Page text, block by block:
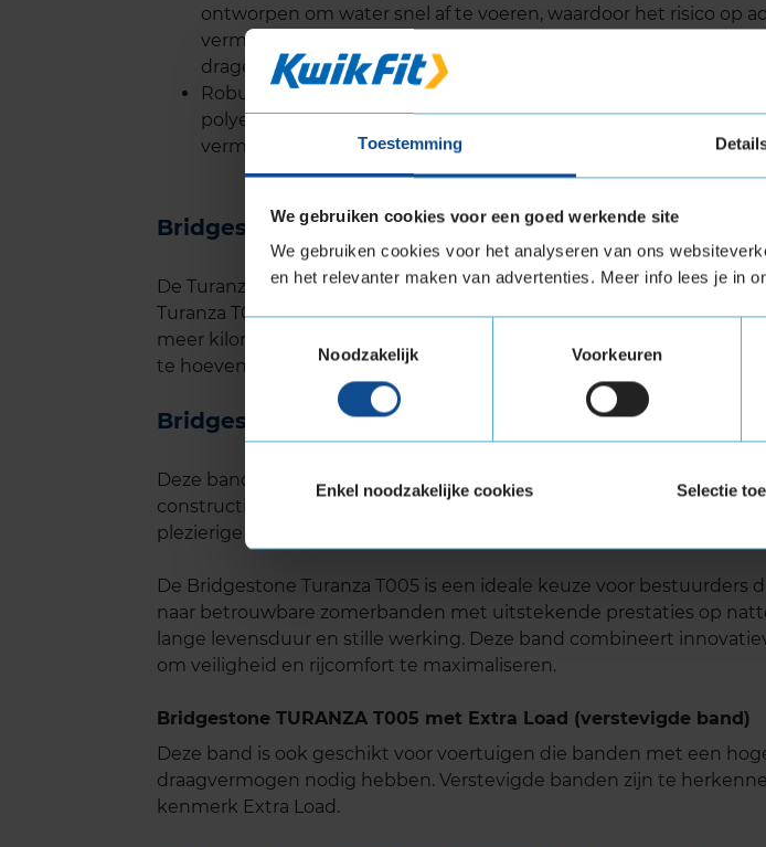
Toestemming
We gebruiken cookies voor een goed werkende site
We gebruiken cookies voor het analyseren van ons
en het relevanter maken van advertenties. Meer info lees je in
Noodzakelijk
Voorkeuren
Enkel noodzakelijke cookies Selectie
ontworpen om water snel af te voeren, waardoor het risico op
vermindert. Hoge blokken in het schoudergebied en een
dragen bij aan de veiligheid bij regen.
Robuuste constructie: De band is opgebouwd uit duurzame
polyester en staal, wat niet alleen de grip verbetert maar ook
vermindert, waardoor je brandstof bespaart.
Bridgestone Turanza T005 levensduur
De Turanza T005 heeft een langere levensduur vergeleken met zijn
Turanza T001 EVO. Interne tests van Bridgestone laten zien dat deze
meer kilometrage behaalt, wat betekent dat je langer kunt rijden
te hoeven vervangen.
Bridgestone Turanza T005 geluid
Deze band is ook ontworpen met comfort in gedachten. Het loopvlak
constructie zorgen voor een stille rijervaring, wat bijdraagt aan een
plezierige rit, zelfs bij hogere snelheden.
De Bridgestone Turanza T005 is een ideale keuze voor bestuurders
naar betrouwbare zomerbanden met uitstekende prestaties op
lange levensduur en stille werking. Deze band combineert
om veiligheid en rijcomfort te maximaliseren.
Bridgestone TURANZA T005 met Extra Load (verstevigde band)
Deze band is ook geschikt voor voertuigen die banden met een
draagvermogen nodig hebben. Verstevigde banden zijn te
kenmerk Extra Load.